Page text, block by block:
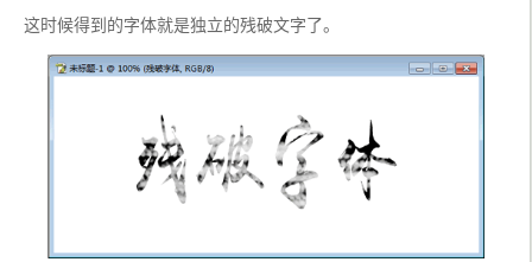
这时候得到的字体就是独立的残破文字了。